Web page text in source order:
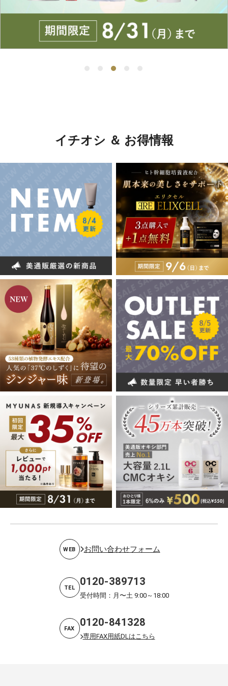
イチオシ ＆ お得情報
WEB お問い合わせフォーム
TEL 0120-389713
受付時間：月〜土 9:00～18:00
FAX 0120-841328
専用FAX用紙DLはこちら